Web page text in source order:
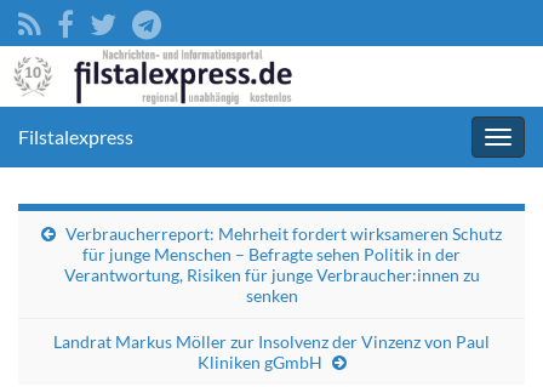
Filstalexpress
Verbraucherreport: Mehrheit fordert wirksameren Schutz
für junge Menschen – Befragte sehen Politik in der
Verantwortung, Risiken für junge Verbraucher:innen zu
senken
Landrat Markus Möller zur Insolvenz der Vinzenz von Paul
Kliniken gGmbH